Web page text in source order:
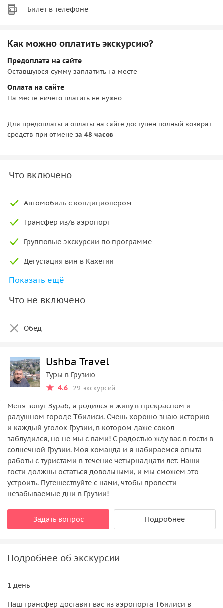
Билет в телефоне
Как можно оплатить экскурсию?
Предоплата на сайте
Оставшуюся сумму заплатить на месте
Оплата на сайте
На месте ничего платить не нужно
Для предоплаты и оплаты на сайте доступен полный возврат
средств при отмене за 48 часов
Что включено
Автомобиль с кондиционером
Трансфер из/в аэропорт
Групповые экскурсии по программе
Дегустация вин в Кахетии
Канатная дорога в Тбилиси
Джипы в Казбеги
Завтрак
Показать ещё
Что не включено
Обед
Ushba Travel
Туры в Грузию
4.6
29 экскурсий
Меня зовут Зураб, я родился и живу в прекрасном и
радушном городе Тбилиси. Очень хорошо знаю историю
и каждый уголок Грузии, в котором даже сокол
заблудился, но не мы с вами! С радостью жду вас в гости в
солнечной Грузии. Моя команда и я набираемся опыта
работы с туристами в течение четырнадцати лет. Наши
гости должны остаться довольными, и мы сможем это
устроить. Путешествуйте с нами, чтобы провести
незабываемые дни в Грузии!
Задать вопрос Подробнее
Подробнее об экскурсии
1 день
Наш трансфер доставит вас из аэропорта Тбилиси в